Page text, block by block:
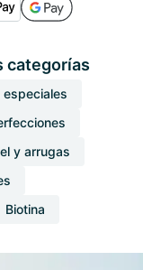
categorías
y arrugas
Biotina